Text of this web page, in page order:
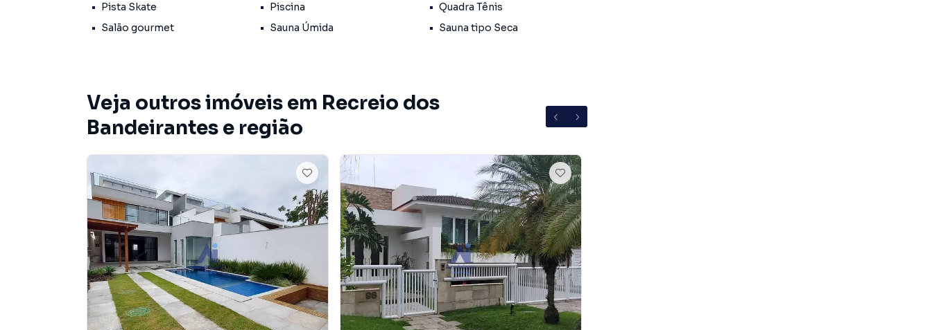
🔑 Venda Porteira Fechada – Pronta para morar!
Pista Skate
Piscina
Quadra Tênis
Salão gourmet
Sauna Úmida Sauna tipo Seca
Veja outros imóveis em Recreio dos
Bandeirantes e região